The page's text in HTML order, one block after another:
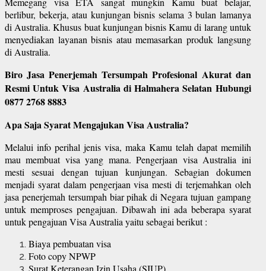
berlibur, bekerja, atau kunjungan bisnis selama 3 bulan lamanya
di Australia. Khusus buat kunjungan bisnis Kamu di larang untuk
menyediakan layanan bisnis atau memasarkan produk langsung
di Australia.
Biro Jasa Penerjemah Tersumpah Profesional Akurat dan
Resmi Untuk Visa Australia di Halmahera Selatan Hubungi
0877 2768 8883
Apa Saja Syarat Mengajukan Visa Australia?
Melalui info perihal jenis visa, maka Kamu telah dapat memilih
mau membuat visa yang mana. Pengerjaan visa Australia ini
mesti sesuai dengan tujuan kunjungan. Sebagian dokumen
menjadi syarat dalam pengerjaan visa mesti di terjemahkan oleh
jasa penerjemah tersumpah biar pihak di Negara tujuan gampang
untuk memproses pengajuan. Dibawah ini ada beberapa syarat
untuk pengajuan Visa Australia yaitu sebagai berikut :
Biaya pembuatan visa
Foto copy NPWP
Surat Keterangan Izin Usaha (SIUP)